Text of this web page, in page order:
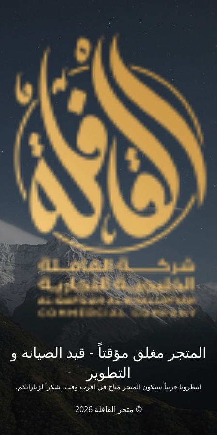
المتجر مغلق مؤقتاً - قيد الصيانة و
التطوير
انتظرونا قريباً سيكون المتجر متاح في اقرب وقت. شكراً لزياراتكم.
© متجر القافلة 2026